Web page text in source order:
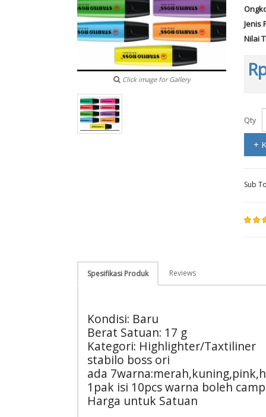
Click image for Gallery
Jenis
Nilai
Qty
+
Sub
Spesifikasi Produk Reviews
Kondisi: Baru
Berat Satuan: 17 g
Kategori: Highlighter/Taxtiliner
stabilo boss ori
ada
1pak isi 10pcs warna boleh
Harga untuk Satuan